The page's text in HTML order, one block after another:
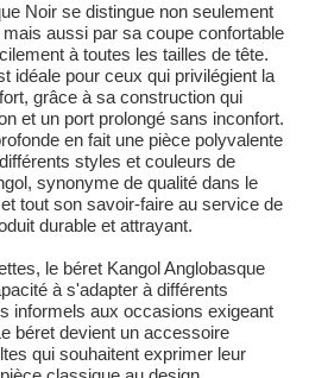
Noir se distingue non seulement
aussi par sa coupe confortable
à toutes les tailles de tête.
idéale pour ceux qui privilégient la
grâce à sa construction qui
et un port prolongé sans inconfort.
en fait une pièce polyvalente
styles et couleurs de
synonyme de qualité dans le
tout son savoir-faire au service de
durable et attrayant.
le béret Kangol Anglobasque
à s'adapter à différents
informels aux occasions exigeant
béret devient un accessoire
qui souhaitent exprimer leur